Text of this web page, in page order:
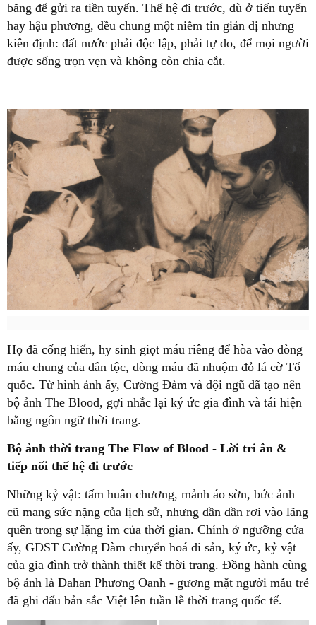
băng để gửi ra tiền tuyến. Thế hệ đi trước, dù ở tiến tuyến
hay hậu phương, đều chung một niềm tin giản dị nhưng
kiên định: đất nước phải độc lập, phải tự do, để mọi người
được sống trọn vẹn và không còn chia cắt.
Họ đã cống hiến, hy sinh giọt máu riêng để hòa vào dòng
máu chung của dân tộc, dòng máu đã nhuộm đỏ lá cờ Tổ
quốc. Từ hình ảnh ấy, Cường Đàm và đội ngũ đã tạo nên
bộ ảnh The Blood, gợi nhắc lại ký ức gia đình và tái hiện
bằng ngôn ngữ thời trang.
Bộ ảnh thời trang The Flow of Blood - Lời tri ân &
tiếp nối thế hệ đi trước
Những kỷ vật: tấm huân chương, mảnh áo sờn, bức ảnh
cũ mang sức nặng của lịch sử, nhưng dần dần rơi vào lãng
quên trong sự lặng im của thời gian. Chính ở ngưỡng cửa
ấy, GĐST Cường Đàm chuyển hoá di sản, ký ức, kỷ vật
của gia đình trở thành thiết kế thời trang. Đồng hành cùng
bộ ảnh là Dahan Phương Oanh - gương mặt người mẫu trẻ
đã ghi dấu bản sắc Việt lên tuần lễ thời trang quốc tế.